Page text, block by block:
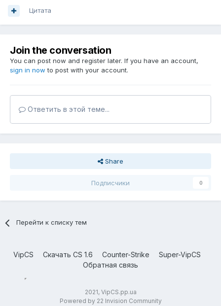
Цитата
Join the conversation
You can post now and register later. If you have an account,
sign in now to post with your account.
Ответить в этой теме...
Share
Подписчики 0
Перейти к списку тем
VipCS Скачать CS 1.6 Counter-Strike
Super-VipCS
Обратная связь
2021, VipCS.pp.ua
Powered by 22 Invision Community